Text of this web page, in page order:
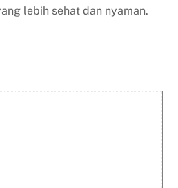
lebih sehat dan nyaman.